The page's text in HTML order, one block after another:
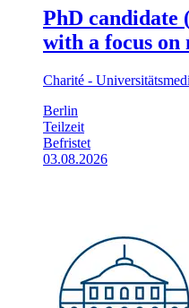
PhD candidate
with a focus
Charité -
Berlin
Teilzeit
Befristet
03.08.2026